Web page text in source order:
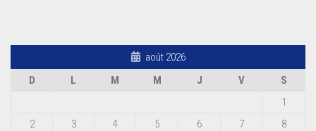
août 2026
D
L M M J V
S
1
2
3 4 5 6 7
8